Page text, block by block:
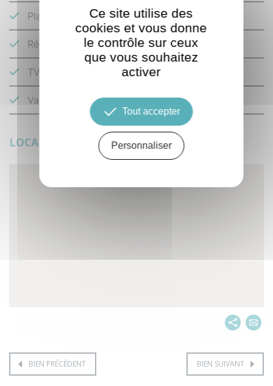
Plaque vitrocéramique
Réfrigérateur
TV écran plat
Vaisselle et couverts
LOCALISATION
BIEN PRÉCÉDENT BIEN SUIVANT
Ce site utilise des
cookies et vous donne
le contrôle sur ceux
que vous souhaitez
activer
Tout accepter
Personnaliser